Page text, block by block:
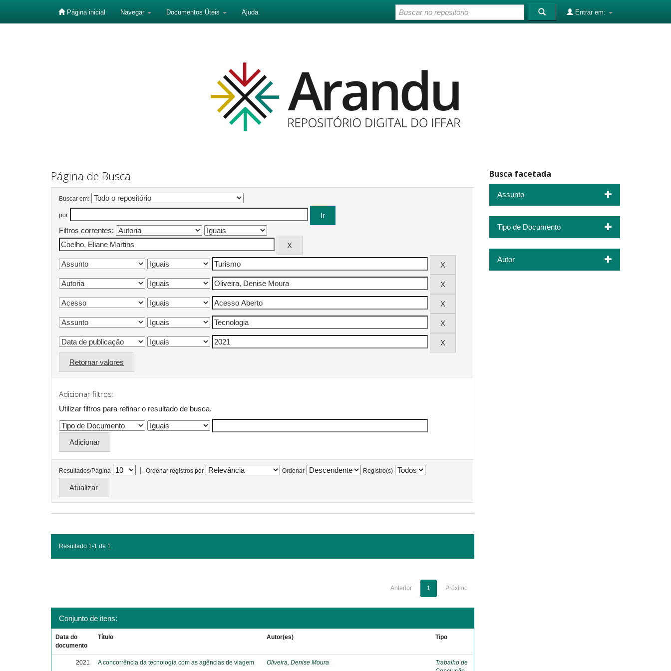
Página inicial Navegar Documentos Úteis Ajuda Entrar em:
Página de Busca
Buscar em:
por
Filtros correntes:
Retornar valores
Adicionar filtros:
Utilizar filtros para refinar o resultado de busca.
Resultados/Página | Ordenar registros por Ordenar Registro(s)
Resultado 1-1 de 1.
Anterior 1 Próximo
Conjunto de itens:
Data do
documento
Título Autor(es) Tipo
2021 A concorrência da tecnologia com as agências de viagem Oliveira, Denise Moura
Trabalho de
Busca facetada
Assunto
Tipo de Documento
Autor